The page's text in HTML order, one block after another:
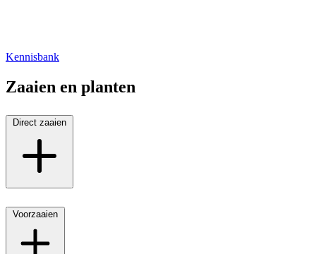
Kennisbank
Zaaien en planten
Direct zaaien
Voorzaaien